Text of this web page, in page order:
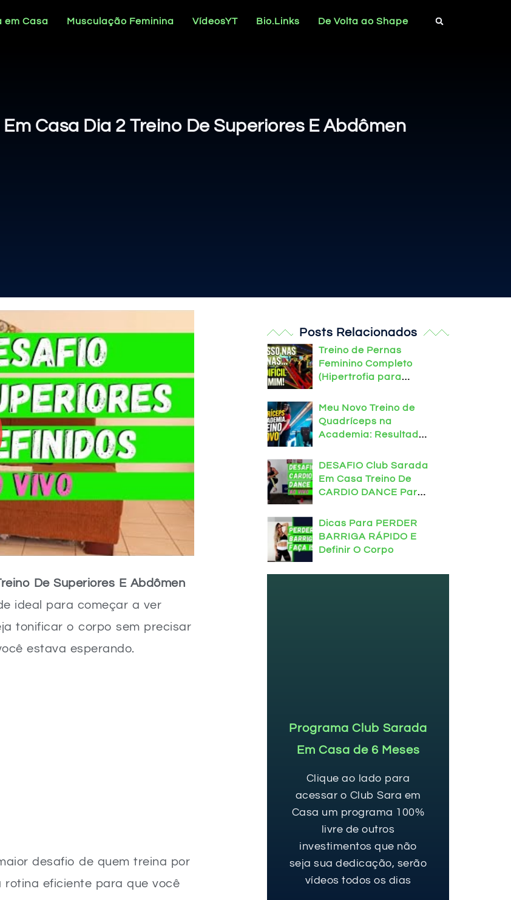
em Casa Musculação Feminina VídeosYT Bio.Links De Volta ao Shape
Casa Dia 2 Treino De Superiores E Abdômen
De Superiores E Abdômen
ideal para começar a ver
tonificar o corpo sem precisar
estava esperando.
desafio de quem treina por
rotina eficiente para que você
Posts Relacionados
Treino de Pernas
Feminino Completo
(Hipertrofia para
Meu Novo Treino de
Quadríceps na
Academia: Resultados
DESAFIO Club Sarada
Em Casa Treino De
CARDIO DANCE Para
Dicas Para PERDER
BARRIGA RÁPIDO E
Definir O Corpo
Programa Club Sarada
Em Casa de 6 Meses
Clique ao lado para
acessar o Club Sara em
Casa um programa 100%
livre de outros
investimentos que não
seja sua dedicação, serão
vídeos todos os dias